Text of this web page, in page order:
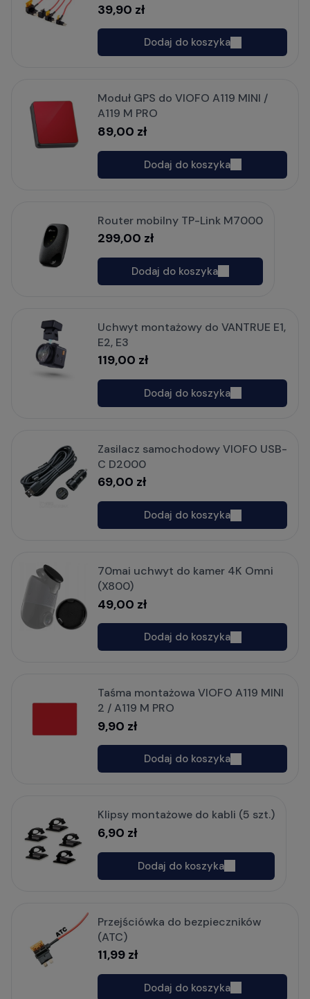
39,90 zł
Dodaj do koszyka
Moduł GPS do VIOFO A119 MINI /
A119 M PRO
89,00 zł
Dodaj do koszyka
Router mobilny TP-Link M7000
299,00 zł
Dodaj do koszyka
Uchwyt montażowy do VANTRUE E1,
E2, E3
119,00 zł
Dodaj do koszyka
Zasilacz samochodowy VIOFO USB-
C D2000
69,00 zł
Dodaj do koszyka
70mai uchwyt do kamer 4K Omni
(X800)
49,00 zł
Dodaj do koszyka
Taśma montażowa VIOFO A119 MINI
2 / A119 M PRO
9,90 zł
Dodaj do koszyka
Klipsy montażowe do kabli (5 szt.)
6,90 zł
Dodaj do koszyka
Przejściówka do bezpieczników
(ATC)
11,99 zł
Dodaj do koszyka